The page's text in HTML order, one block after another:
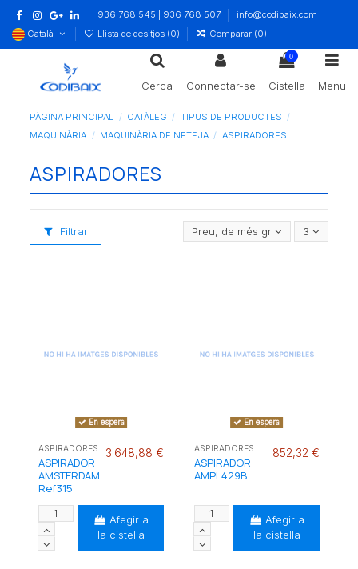
936 768 545 | 936 768 507
info@codibaix.com
Català
Llista de desitjos (0) Comparar (0)
Cerca Connectar-se
0
Cistella Menu
PÀGINA PRINCIPAL CATÀLEG
TIPUS DE PRODUCTES
MAQUINÀRIA
MAQUINÀRIA DE NETEJA ASPIRADORES
ASPIRADORES
Filtrar Preu, de més gran a més petit
3
En espera
ASPIRADORES
ASPIRADOR
AMSTERDAM
Ref315
3.648,88 €
Afegir a
la cistella
En espera
ASPIRADORES
ASPIRADOR
AMPL429B
852,32 €
Afegir a
la cistella